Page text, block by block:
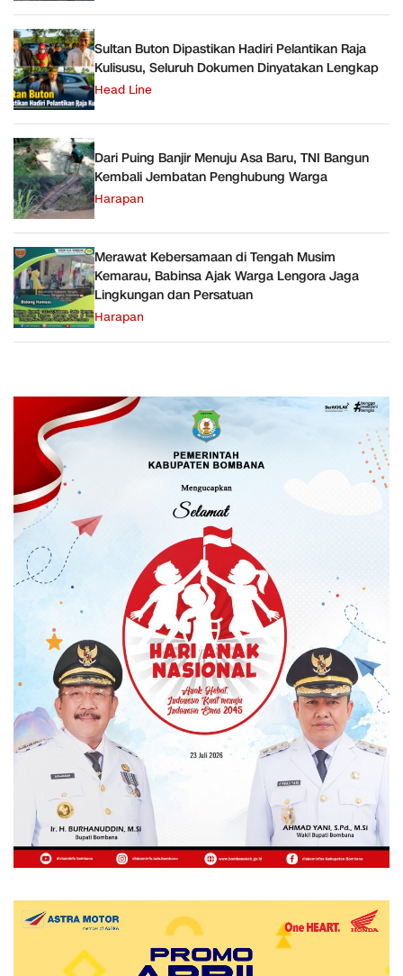
Sultan Buton Dipastikan Hadiri Pelantikan Raja
Kulisusu, Seluruh Dokumen Dinyatakan Lengkap
Head Line
Dari Puing Banjir Menuju Asa Baru, TNI Bangun
Kembali Jembatan Penghubung Warga
Harapan
Merawat Kebersamaan di Tengah Musim
Kemarau, Babinsa Ajak Warga Lengora Jaga
Lingkungan dan Persatuan
Harapan